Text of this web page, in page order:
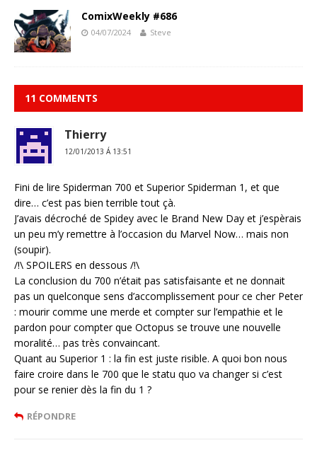
ComixWeekly #686
04/07/2024 Steve
11 COMMENTS
Thierry
12/01/2013 Á 13:51
Fini de lire Spiderman 700 et Superior Spiderman 1, et que
dire… c’est pas bien terrible tout çà.
J’avais décroché de Spidey avec le Brand New Day et j’espèrais
un peu m’y remettre à l’occasion du Marvel Now… mais non
(soupir).
/!\ SPOILERS en dessous /!\
La conclusion du 700 n’était pas satisfaisante et ne donnait
pas un quelconque sens d’accomplissement pour ce cher Peter
: mourir comme une merde et compter sur l’empathie et le
pardon pour compter que Octopus se trouve une nouvelle
moralité… pas très convaincant.
Quant au Superior 1 : la fin est juste risible. A quoi bon nous
faire croire dans le 700 que le statu quo va changer si c’est
pour se renier dès la fin du 1 ?
RÉPONDRE